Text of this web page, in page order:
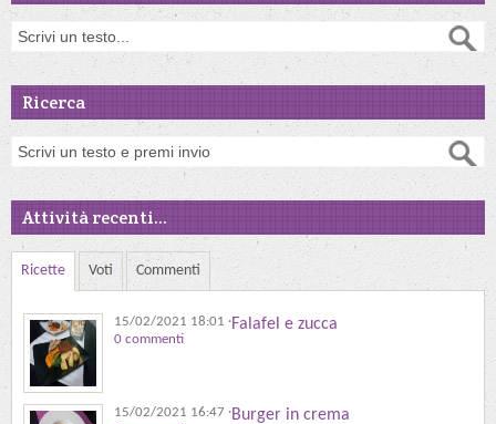
Ricerca
Attività recenti...
Ricette Voti Commenti
Falafel e zucca
15/02/2021 18:01 ·
0 commenti
Burger in crema
15/02/2021 16:47 ·